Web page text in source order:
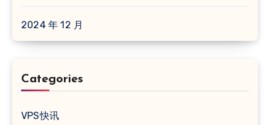
2024 年 12 月
Categories
VPS快讯